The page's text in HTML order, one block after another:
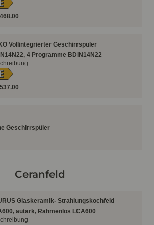
Vollintegrierter Geschirrspüler
4 Programme BDIN14N22
Geschirrspüler
Ceranfeld
Glaskeramik- Strahlungskochfeld
autark, Rahmenlos LCA600